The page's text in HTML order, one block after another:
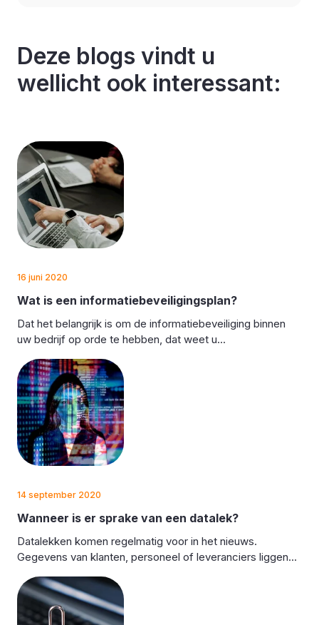
Deze blogs vindt u
wellicht ook interessant:
16 juni 2020
Wat is een informatiebeveiligingsplan?
Dat het belangrijk is om de informatiebeveiliging binnen
uw bedrijf op orde te hebben, dat weet u...
14 september 2020
Wanneer is er sprake van een datalek?
Datalekken komen regelmatig voor in het nieuws.
Gegevens van klanten, personeel of leveranciers liggen...